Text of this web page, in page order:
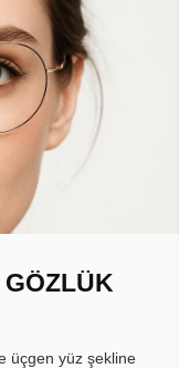
üçgen yüz şekline